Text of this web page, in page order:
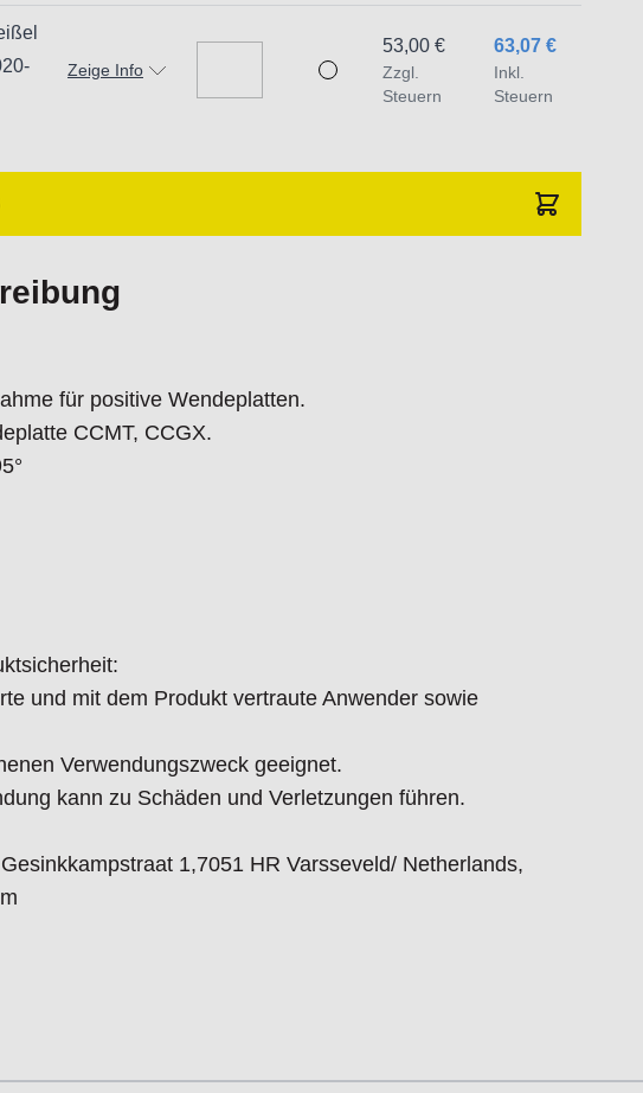
Zeige Info
63,07 €
Inkl.
Steuern
53,00 €
Zzgl.
Steuern
für positive Wendeplatten.
CCMT, CCGX.
und mit dem Produkt vertraute Anwender sowie
Verwendungszweck geeignet.
kann zu Schäden und Verletzungen führen.
1,7051 HR Varsseveld/ Netherlands,